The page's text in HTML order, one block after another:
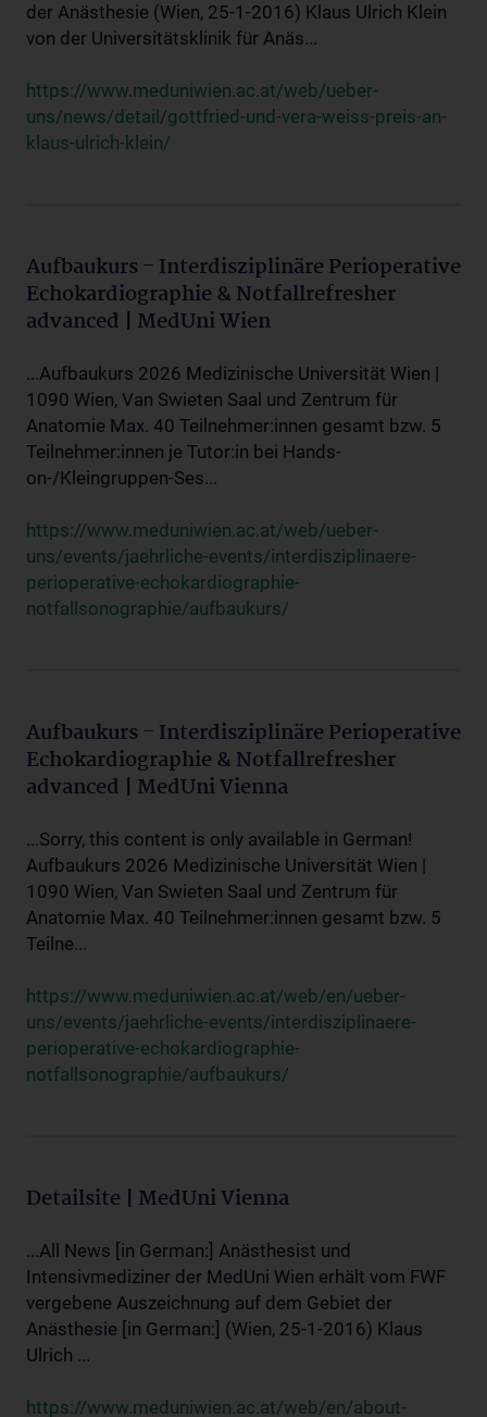
der Anästhesie (Wien, 25-1-2016) Klaus Ulrich Klein
von der Universitätsklinik für Anäs...
https://www.meduniwien.ac.at/web/ueber-
uns/news/detail/gottfried-und-vera-weiss-preis-an-
klaus-ulrich-klein/
Aufbaukurs - Interdisziplinäre Perioperative
Echokardiographie & Notfallrefresher
advanced | MedUni Wien
...Aufbaukurs 2026 Medizinische Universität Wien |
1090 Wien, Van Swieten Saal und Zentrum für
Anatomie Max. 40 Teilnehmer:innen gesamt bzw. 5
Teilnehmer:innen je Tutor:in bei Hands-
on-/Kleingruppen-Ses...
https://www.meduniwien.ac.at/web/ueber-
uns/events/jaehrliche-events/interdisziplinaere-
perioperative-echokardiographie-
notfallsonographie/aufbaukurs/
Aufbaukurs - Interdisziplinäre Perioperative
Echokardiographie & Notfallrefresher
advanced | MedUni Vienna
...Sorry, this content is only available in German!
Aufbaukurs 2026 Medizinische Universität Wien |
1090 Wien, Van Swieten Saal und Zentrum für
Anatomie Max. 40 Teilnehmer:innen gesamt bzw. 5
Teilne...
https://www.meduniwien.ac.at/web/en/ueber-
uns/events/jaehrliche-events/interdisziplinaere-
perioperative-echokardiographie-
notfallsonographie/aufbaukurs/
Detailsite | MedUni Vienna
...All News [in German:] Anästhesist und
Intensivmediziner der MedUni Wien erhält vom FWF
vergebene Auszeichnung auf dem Gebiet der
Anästhesie [in German:] (Wien, 25-1-2016) Klaus
Ulrich ...
https://www.meduniwien.ac.at/web/en/about-